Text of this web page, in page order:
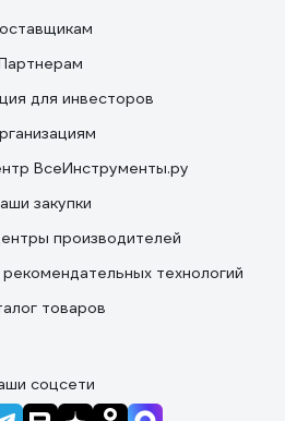
для инвесторов
ВсеИнструменты.ру
закупки
производителей
технологий
товаров
соцсети